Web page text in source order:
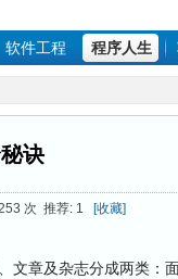
软件工程 程序人生
诀
次 推荐: 1 [收藏]
章及杂志分成两类：